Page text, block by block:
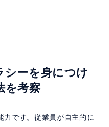
シーを身につけ
を考察
力です。従業員が自主的に